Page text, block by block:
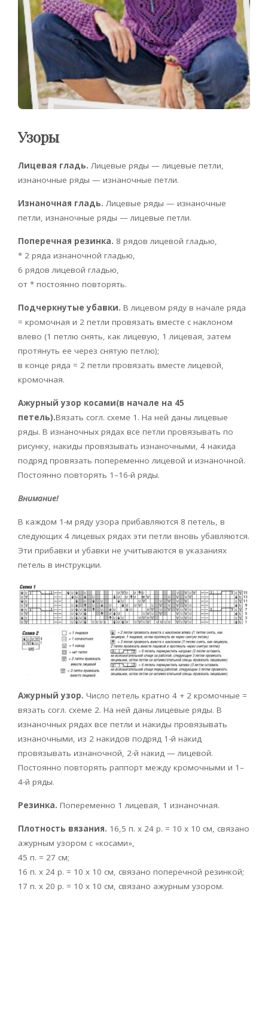
Узоры
Лицевая гладь.Лицевые ряды — лицевые петли,
изнаночные ряды — изнаночные петли.
Изнаночная гладь.Лицевые ряды — изнаночные
петли, изнаночные ряды — лицевые петли.
Поперечная резинка. 8 рядов лицевой гладью,
* 2 ряда изнаночной гладью,
6 рядов лицевой гладью,
от * постоянно повторять.
Подчеркнутые убавки. В лицевом ряду в начале ряда
= кромочная и 2 петли провязать вместе с наклоном
влево (1 петлю снять, как лицевую, 1 лицевая, затем
протянуть ее через снятую петлю);
в конце ряда = 2 петли провязать вместе лицевой,
кромочная.
Ажурный узор косами(в начале на 45
петель).Вязать согл. схеме 1. На ней даны лицевые
ряды. В изнаночных рядах все петли провязывать по
рисунку, накиды провязывать изнаночными, 4 накида
подряд провязать попеременно лицевой и изнаночной.
Постоянно повторять 1–16-й ряды.
Внимание!
В каждом 1-м ряду узора прибавляются 8 петель, в
следующих 4 лицевых рядах эти петли вновь убавляются.
Эти прибавки и убавки не учитываются в указаниях
петель в инструкции.
Ажурный узор. Число петель кратно 4 + 2 кромочные =
вязать согл. схеме 2. На ней даны лицевые ряды. В
изнаночных рядах все петли и накиды провязывать
изнаночными, из 2 накидов подряд 1-й накид
провязывать изнаночной, 2-й накид — лицевой.
Постоянно повторять раппорт между кромочными и 1–
4-й ряды.
Резинка. Попеременно 1 лицевая, 1 изнаночная.
Плотность вязания. 16,5 п. х 24 р. = 10 x 10 см, связано
ажурным узором с «косами»,
45 п. = 27 см;
16 п. х 24 р. = 10 x 10 см, связано поперечной резинкой;
17 п. х 20 р. = 10 x 10 см, связано ажурным узором.